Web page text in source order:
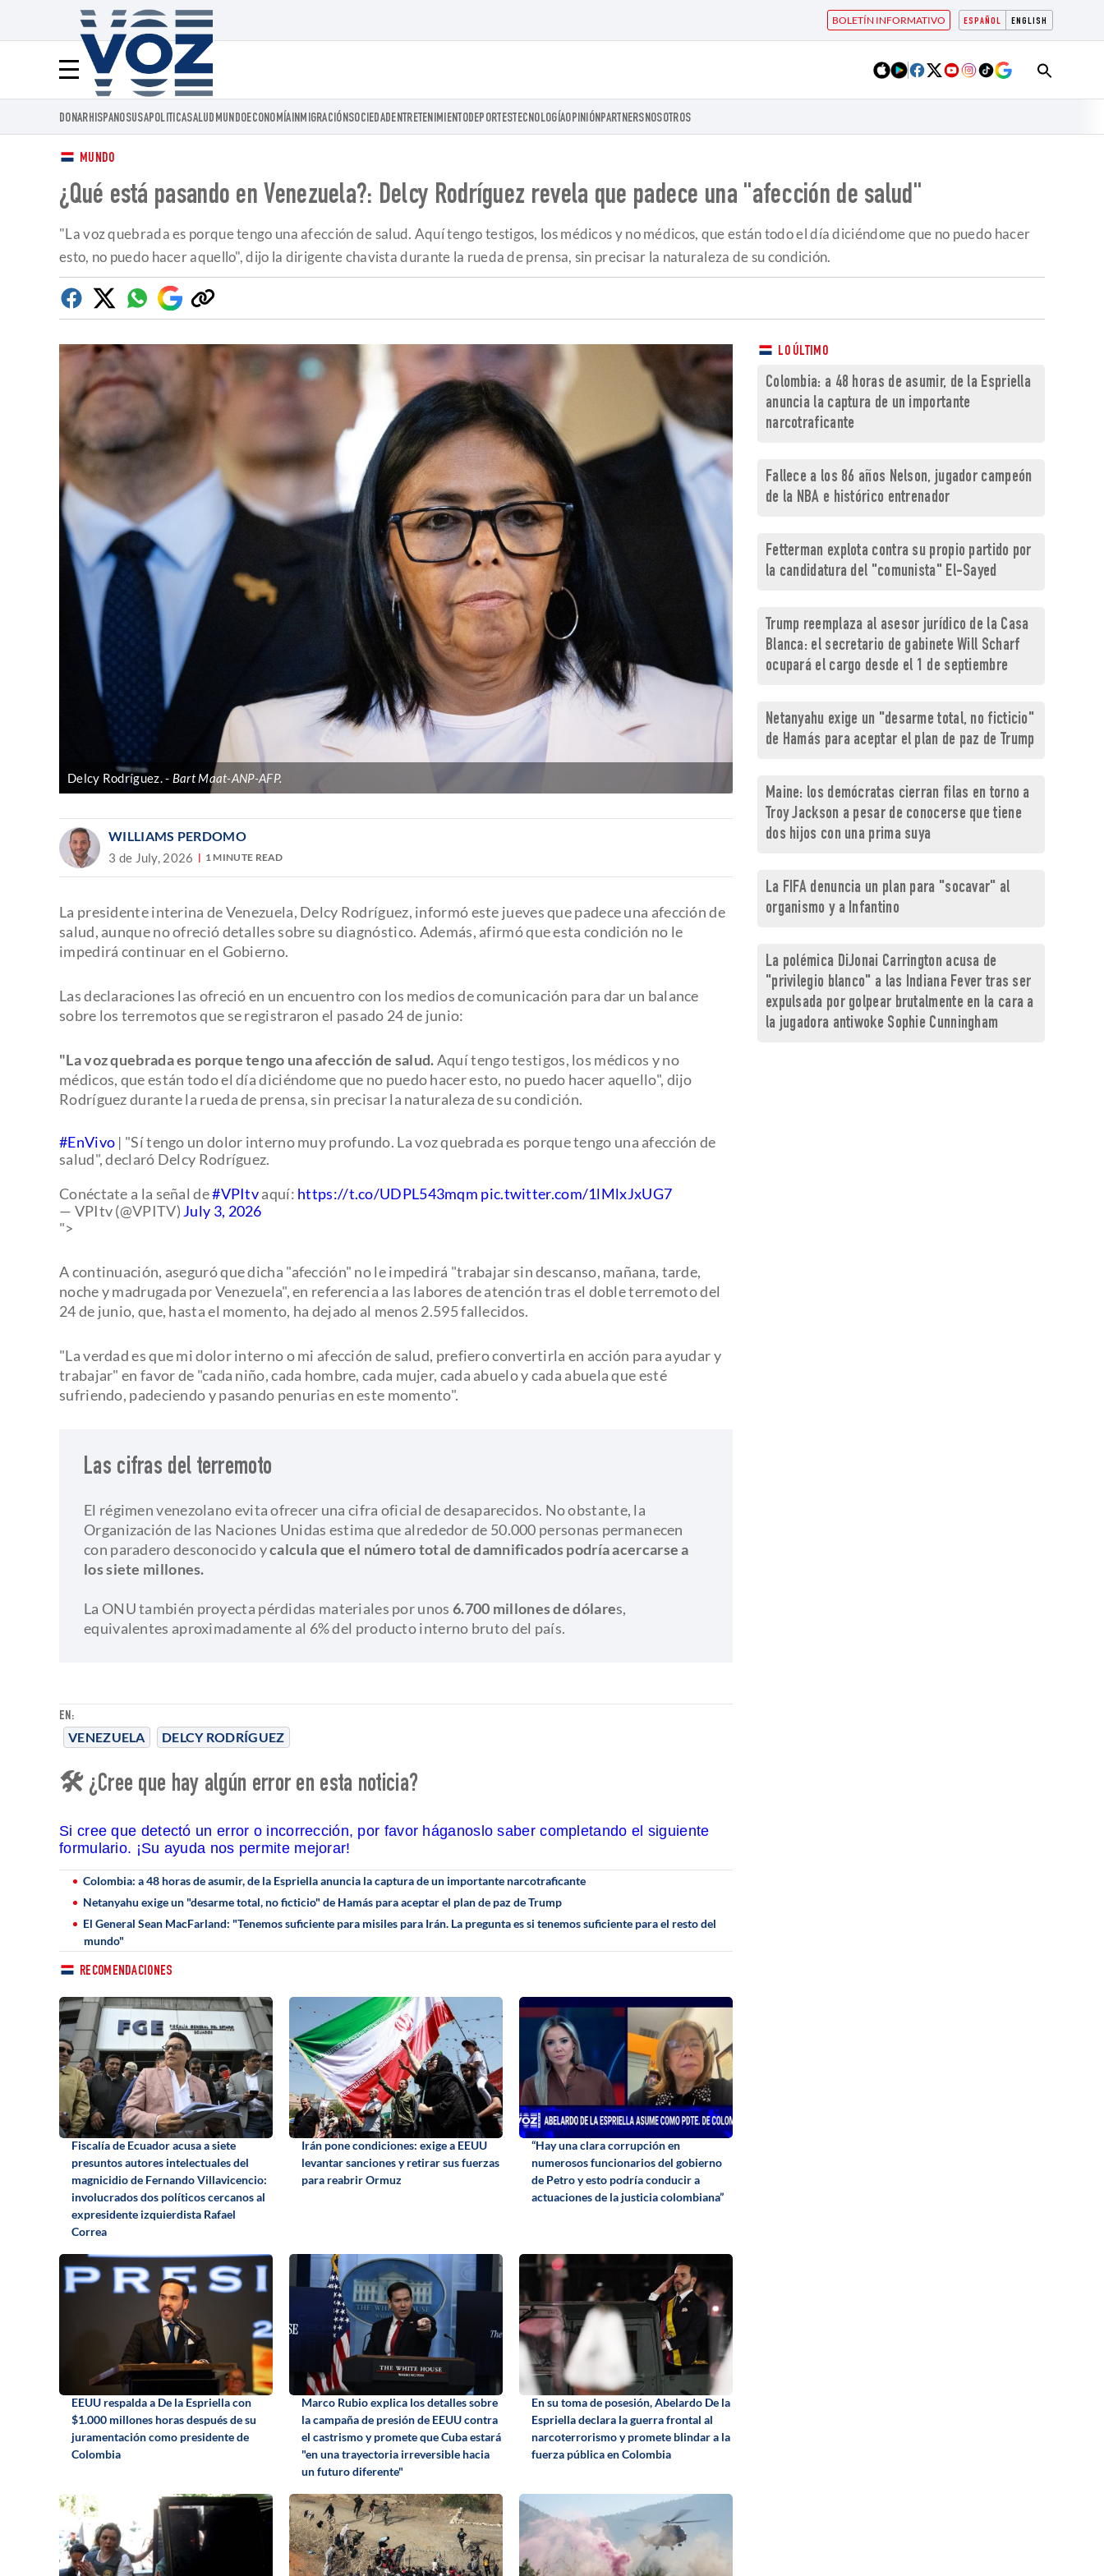
ESPAÑOL ENGLISH
BOLETÍN INFORMATIVO
Menú
Voz.us
DONARHISPANOSUSAPOLITICASALUD MUNDOECONOMÍAINMIGRACIÓNSOCIEDADENTRETENIMIENTODEPORTESTECNOLOGÍAOPINIÓNPARTNERSNOSOTROS
MUNDO
¿Qué está pasando en Venezuela?: Delcy Rodríguez revela que padece una "afección de salud"
"La voz quebrada es porque tengo una afección de salud. Aquí tengo testigos, los médicos y no médicos, que están todo el día diciéndome que no puedo hacer
esto, no puedo hacer aquello", dijo la dirigente chavista durante la rueda de prensa, sin precisar la naturaleza de su condición.
Facebook
TwitterWhatsapp
Google
Discover
Copiar
enlace
Delcy Rodríguez. Bart Maat-ANP-AFP.
WILLIAMS PERDOMO
3 de July, 2026 1 MINUTE READ
EN:
VENEZUELA DELCY RODRÍGUEZ
La presidente interina de Venezuela, Delcy Rodríguez, informó este jueves que padece una afección de
salud, aunque no ofreció detalles sobre su diagnóstico. Además, afirmó que esta condición no le
impedirá continuar en el Gobierno.
Las declaraciones las ofreció en un encuentro con los medios de comunicación para dar un balance
sobre los terremotos que se registraron el pasado 24 de junio:
"La voz quebrada es porque tengo una afección de salud.Aquí tengo testigos, los médicos y no
médicos, que están todo el día diciéndome que no puedo hacer esto, no puedo hacer aquello", dijo
Rodríguez durante la rueda de prensa, sin precisar la naturaleza de su condición.
#EnVivo | "Sí tengo un dolor interno muy profundo. La voz quebrada es porque tengo una afección de
salud", declaró Delcy Rodríguez.
Conéctate a la señal de#VPItvaquí: https://t.co/UDPL543mqm pic.twitter.com/1lMlxJxUG7
— VPItv (@VPITV) July 3, 2026
">
A continuación, aseguró que dicha "afección" no le impedirá "trabajar sin descanso, mañana, tarde,
noche y madrugada por Venezuela", en referencia a las labores de atención tras el doble terremoto del
24 de junio, que, hasta el momento, ha dejado al menos 2.595 fallecidos.
"La verdad es que mi dolor interno o mi afección de salud, prefiero convertirla en acción para ayudar y
trabajar" en favor de "cada niño, cada hombre, cada mujer, cada abuelo y cada abuela que esté
sufriendo, padeciendo y pasando penurias en este momento".
Las cifras del terremoto
El régimen venezolano evita ofrecer una cifra oficial de desaparecidos. No obstante, la
Organización de las Naciones Unidas estima que alrededor de 50.000 personas permanecen
con paradero desconocido ycalcula que el número total de damnificados podría acercarse a
los siete millones.
La ONU también proyecta pérdidas materiales por unos 6.700 millones de dólares,
equivalentes aproximadamente al 6% del producto interno bruto del país.
🛠 ¿Cree que hay algún error en esta noticia?
Si cree que detectó un error o incorrección, por favor háganoslo saber completando el siguiente
formulario. ¡Su ayuda nos permite mejorar!
Colombia: a 48 horas de asumir, de la Espriella anuncia la captura de un importante narcotraficante
Netanyahu exige un "desarme total, no ficticio" de Hamás para aceptar el plan de paz de Trump
El General Sean MacFarland: "Tenemos suficiente para misiles para Irán. La pregunta es si tenemos suficiente para el resto del
mundo"
RECOMENDACIONES
Fiscalía de Ecuador acusa a siete
presuntos autores intelectuales del
magnicidio de Fernando Villavicencio:
involucrados dos políticos cercanos al
expresidente izquierdista Rafael
Correa
Irán pone condiciones: exige a EEUU
levantar sanciones y retirar sus fuerzas
para reabrir Ormuz
“Hay una clara corrupción en
numerosos funcionarios del gobierno
de Petro y esto podría conducir a
actuaciones de la justicia colombiana”
EEUU respalda a De la Espriella con
$1.000 millones horas después de su
juramentación como presidente de
Colombia
Marco Rubio explica los detalles sobre
la campaña de presión de EEUU contra
el castrismo y promete que Cuba estará
"en una trayectoria irreversible hacia
un futuro diferente"
En su toma de posesión, Abelardo De la
Espriella declara la guerra frontal al
narcoterrorismo y promete blindar a la
fuerza pública en Colombia
LO ÚLTIMO
Colombia: a 48 horas de asumir, de la Espriella
anuncia la captura de un importante
narcotraficante
Fallece a los 86 años Nelson, jugador campeón
de la NBA e histórico entrenador
Fetterman explota contra su propio partido por
la candidatura del "comunista" El-Sayed
Trump reemplaza al asesor jurídico de la Casa
Blanca: el secretario de gabinete Will Scharf
ocupará el cargo desde el 1 de septiembre
Netanyahu exige un "desarme total, no ficticio"
de Hamás para aceptar el plan de paz de Trump
Maine: los demócratas cierran filas en torno a
Troy Jackson a pesar de conocerse que tiene
dos hijos con una prima suya
La FIFA denuncia un plan para "socavar" al
organismo y a Infantino
La polémica DiJonai Carrington acusa de
"privilegio blanco" a las Indiana Fever tras ser
expulsada por golpear brutalmente en la cara a
la jugadora antiwoke Sophie Cunningham